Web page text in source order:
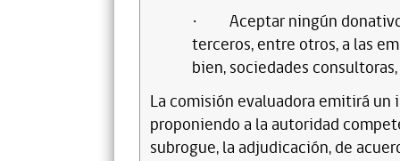
·
Aceptar ningún
terceros, entre otros, a las
bien, sociedades
La comisión evaluadora emitirá
proponiendo a la autoridad
subrogue, la adjudicación, de